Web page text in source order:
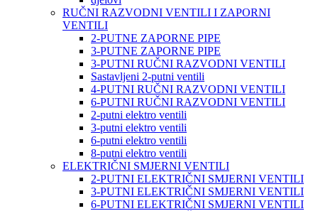
RUČNI RAZVODNI VENTILI I ZAPORNI
VENTILI
2-PUTNE ZAPORNE PIPE
3-PUTNE ZAPORNE PIPE
3-PUTNI RUČNI RAZVODNI VENTILI
Sastavljeni 2-putni ventili
4-PUTNI RUČNI RAZVODNI VENTILI
6-PUTNI RUČNI RAZVODNI VENTILI
2-putni elektro ventili
3-putni elektro ventili
6-putni elektro ventili
8-putni elektro ventili
ELEKTRIČNI SMJERNI VENTILI
2-PUTNI ELEKTRIČNI SMJERNI VENTILI
3-PUTNI ELEKTRIČNI SMJERNI VENTILI
6-PUTNI ELEKTRIČNI SMJERNI VENTILI